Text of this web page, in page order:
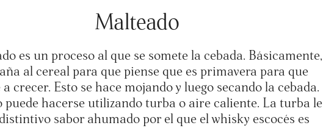
Malteado
es un proceso al que se somete la cebada. Básicamente,
al cereal para que piense que es primavera para que
crecer. Esto se hace mojando y luego secando la cebada.
puede hacerse utilizando turba o aire caliente. La turba le
sabor ahumado por el que el whisky escocés es